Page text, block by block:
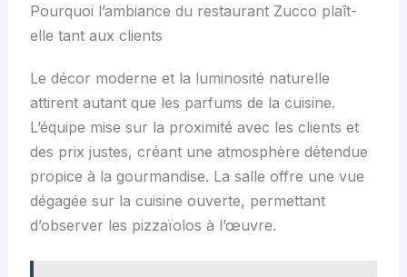
Pourquoi l’ambiance du restaurant Zucco plaît-
elle tant aux clients
Le décor moderne et la luminosité naturelle
attirent autant que les parfums de la cuisine.
L’équipe mise sur la proximité avec les clients et
des prix justes, créant une atmosphère détendue
propice à la gourmandise. La salle offre une vue
dégagée sur la cuisine ouverte, permettant
d’observer les pizzaïolos à l’œuvre.